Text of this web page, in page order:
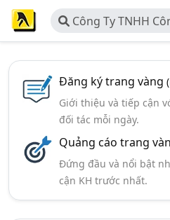
Công Ty TNHH
Vàng Anh
Đăng ký trang vàng
Giới thiệu và tiếp cận
đối tác mỗi ngày.
Quảng cáo trang
Đứng đầu và nổi bật
cận KH trước nhất.